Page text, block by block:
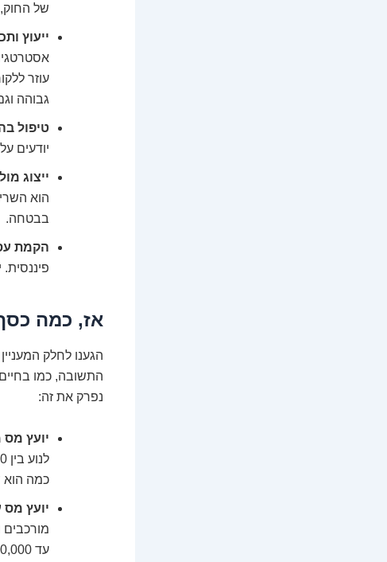
של החוק,
ייעוץ
עוזר
גבוהה
טיפול
יודעים
ייצוג
הוא
בבטחה.
הקמת
אז, כמה
הגענו לחלק
התשובה, כמו
נפרק את זה:
יועץ מס
כמה הוא
יועץ מס עם